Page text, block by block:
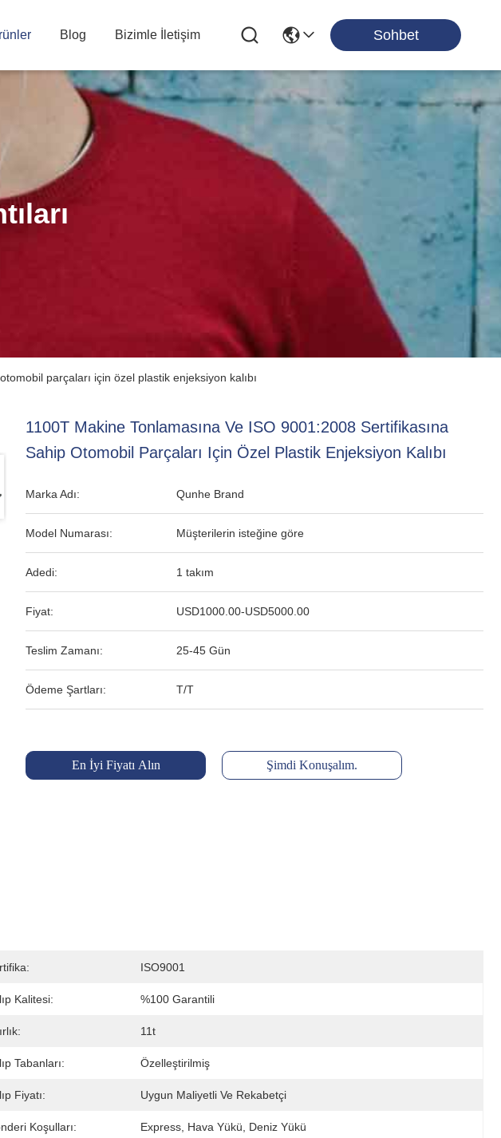
Blog Bizimle İletişim Sohbet
parçaları için özel plastik enjeksiyon kalıbı
1100T Makine Tonlamasına Ve ISO 9001:2008 Sertifikasına
Sahip Otomobil Parçaları Için Özel Plastik Enjeksiyon Kalıbı
Marka Adı: Qunhe Brand
Model Numarası: Müşterilerin isteğine göre
Adedi: 1 takım
Fiyat: USD1000.00-USD5000.00
Teslim Zamanı: 25-45 Gün
Ödeme Şartları: T/T
En İyi Fiyatı Alın Şimdi Konuşalım.
ISO9001
Kalitesi: %100 Garantili
11t
Tabanları: Özelleştirilmiş
Fiyatı: Uygun Maliyetli Ve Rekabetçi
Koşulları: Express, Hava Yükü, Deniz Yükü